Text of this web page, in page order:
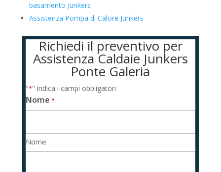
basamento Junkers
Assistenza Pompa di Calore Junkers
Richiedi il preventivo per
Assistenza Caldaie Junkers
Ponte Galeria
"*" indica i campi obbligatori
Nome *
Nome